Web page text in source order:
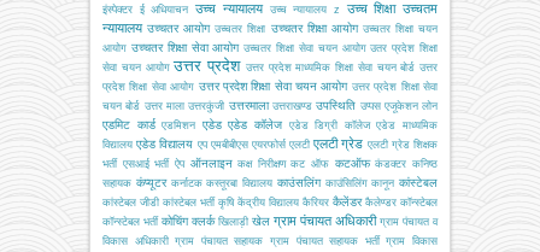
इंस्पेक्टर ई अधियाचन उच्च न्यायालय उच्च न्यायालय z उच्च शिक्षा उच्चतम
न्यायालय उच्चतर आयोग उच्चतर शिक्षा उच्चतर शिक्षा आयोग उच्चतर शिक्षा चयन
आयोग उच्चतर शिक्षा सेवा आयोग उच्चतर शिक्षा सेवा चयन आयोग उतर प्रदेश शिक्षा
सेवा चयन आयोग उत्तर प्रदेश उत्तर प्रदेश माध्यमिक शिक्षा सेवा चयन बोर्ड उत्तर
प्रदेश शिक्षा सेवा आयोग उत्तर प्रदेश शिक्षा सेवा चयन आयोग उत्तर प्रदेश शिक्षा सेवा
चयन बोर्ड उत्तर माला उत्तरकुंजी उत्तरमाला उत्तराखण्ड उपस्थिति उप्पस एजूकेशन लोन
एडमिट कार्ड एडमिशन एडेड एडेड कॉलेज एडेड डिग्री कॉलेज एडेड माध्यमिक
विद्यालय एडेड विद्यालय एप एमबीबीएस एयरफोर्स एलटी एलटी ग्रेड एलटी ग्रेड शिक्षक
भर्ती एसआई भर्ती ऐप ऑनलाइन कक्ष निरीक्षण कट ऑफ कटऑफ कंडक्टर कनिष्ठ
सहायक कंप्यूटर कर्नाटक कस्तूरबा विद्यालय काउंसलिंग काउंसिलिंग कानून कांस्टेबल
कांस्टेबल जीडी कांस्टेबल भर्ती कृषि केंद्रीय विद्यालय कैरियर कैलेंडर कैलेण्डर कॉन्स्टेबल
कॉन्स्टेबल भर्ती कोचिंग क्लर्क खिलाड़ी खेल ग्राम पंचायत अधिकारी ग्राम पंचायत व
विकास अधिकारी ग्राम पंचायत सहायक ग्राम पंचायत सहायक भर्ती ग्राम विकास